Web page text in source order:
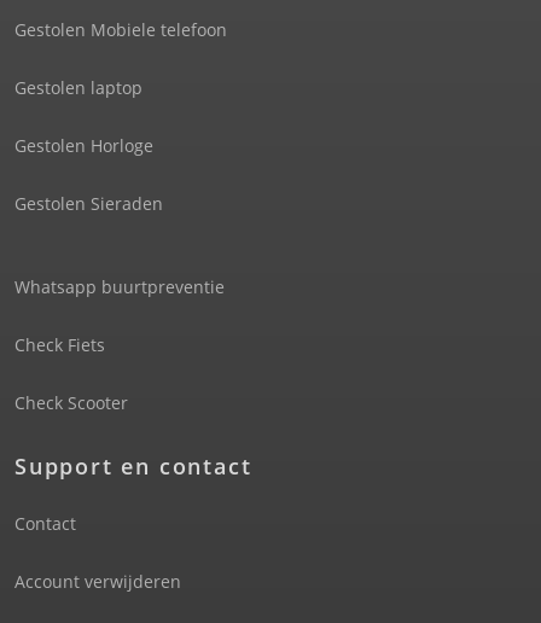
Gestolen Mobiele telefoon
Gestolen laptop
Gestolen Horloge
Gestolen Sieraden
Whatsapp buurtpreventie
Check Fiets
Check Scooter
Support en contact
Contact
Account verwijderen